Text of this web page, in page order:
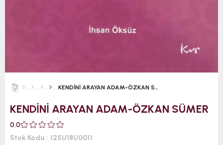
KENDİNİ ARAYAN ADAM-ÖZKAN SÜMER
KENDİNİ ARAYAN ADAM-ÖZKAN SÜMER
0.0
Stok Kodu
(25U18U001)